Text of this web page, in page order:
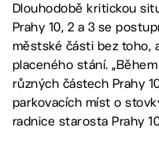
Dlouhodobě kritickou
Prahy 10, 2 a 3 se
městské části bez toho,
placeného stání.
různých částech Prahy
parkovacích míst o
radnice starosta Prahy